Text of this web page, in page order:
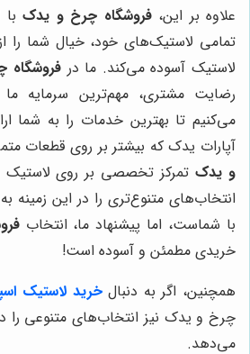
علاوه بر این،فروشگاه چرخ و یدکبا
تمامی لاستیک‌های خود، خیال شما را
لاستیک آسوده می‌کند. ما در
رضایت مشتری، مهم‌ترین سرمایه
می‌کنیم تا بهترین خدمات را به شما
آپارات یدک که بیشتر بر روی قطعات
و یدکتمرکز تخصصی بر روی لاستیک
انتخاب‌های متنوع‌تری را در این زمینه
با شماست، اما پیشنهاد ما، انتخاب
خریدی مطمئن و آسوده است!
همچنین، اگر به دنبالخرید لاستیک
چرخ و یدک نیز انتخاب‌های متنوعی را
می‌دهد.